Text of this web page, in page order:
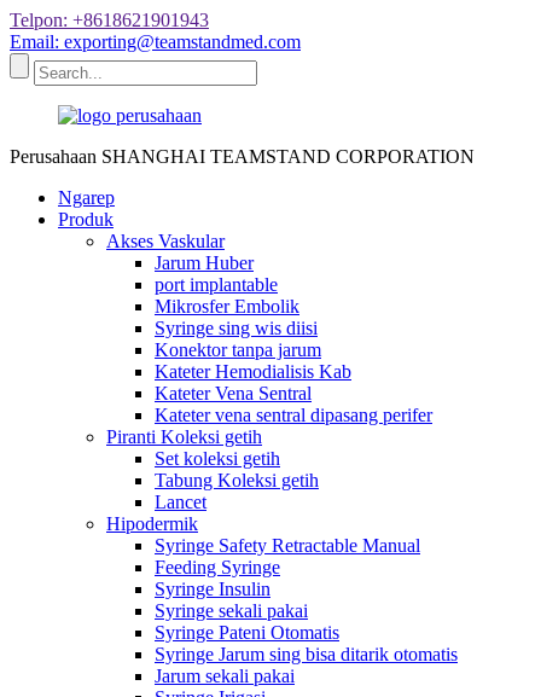
Telpon: +8618621901943
Email: exporting@teamstandmed.com
Perusahaan SHANGHAI TEAMSTAND CORPORATION
Ngarep
Produk
Akses Vaskular
Jarum Huber
port implantable
Mikrosfer Embolik
Syringe sing wis diisi
Konektor tanpa jarum
Kateter Hemodialisis Kab
Kateter Vena Sentral
Kateter vena sentral dipasang perifer
Piranti Koleksi getih
Set koleksi getih
Tabung Koleksi getih
Lancet
Hipodermik
Syringe Safety Retractable Manual
Feeding Syringe
Syringe Insulin
Syringe sekali pakai
Syringe Pateni Otomatis
Syringe Jarum sing bisa ditarik otomatis
Jarum sekali pakai